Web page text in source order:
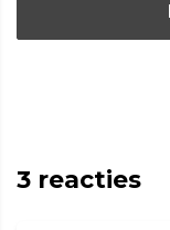
3 reacties